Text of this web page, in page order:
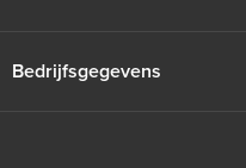
Bedrijfsgegevens